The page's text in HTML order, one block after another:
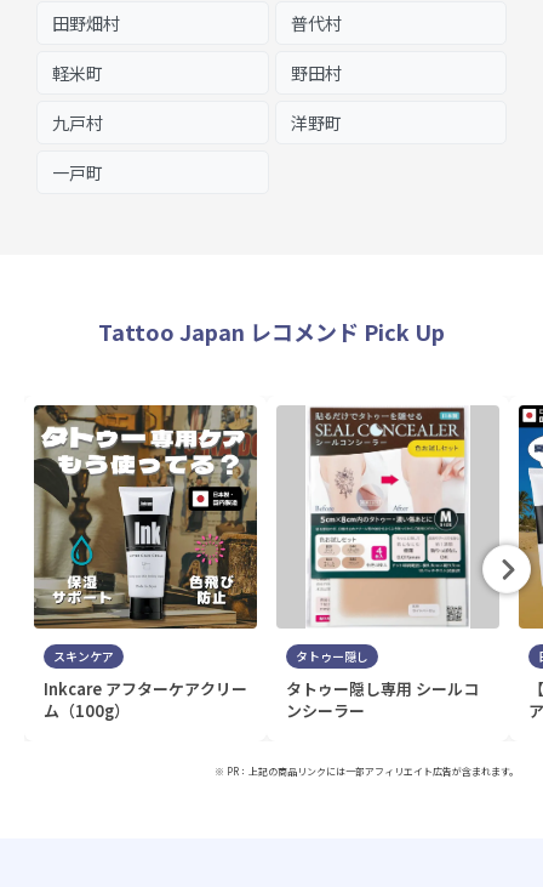
田野畑村 普代村
軽米町 野田村
九戸村 洋野町
一戸町
Tattoo Japan レコメンド Pick Up
スキンケア
Inkcare アフターケアクリー
ム（100g）
タトゥー隠し
タトゥー隠し専用 シールコ
ンシーラー
※ PR：上記の商品リンクには一部アフィリエイト広告が含まれます。